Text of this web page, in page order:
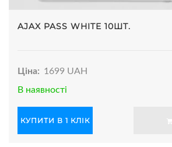
AJAX PASS WHITE 10ШТ.
Ціна: 1699 UAH
В наявності
КУПИТИ В 1 КЛІК